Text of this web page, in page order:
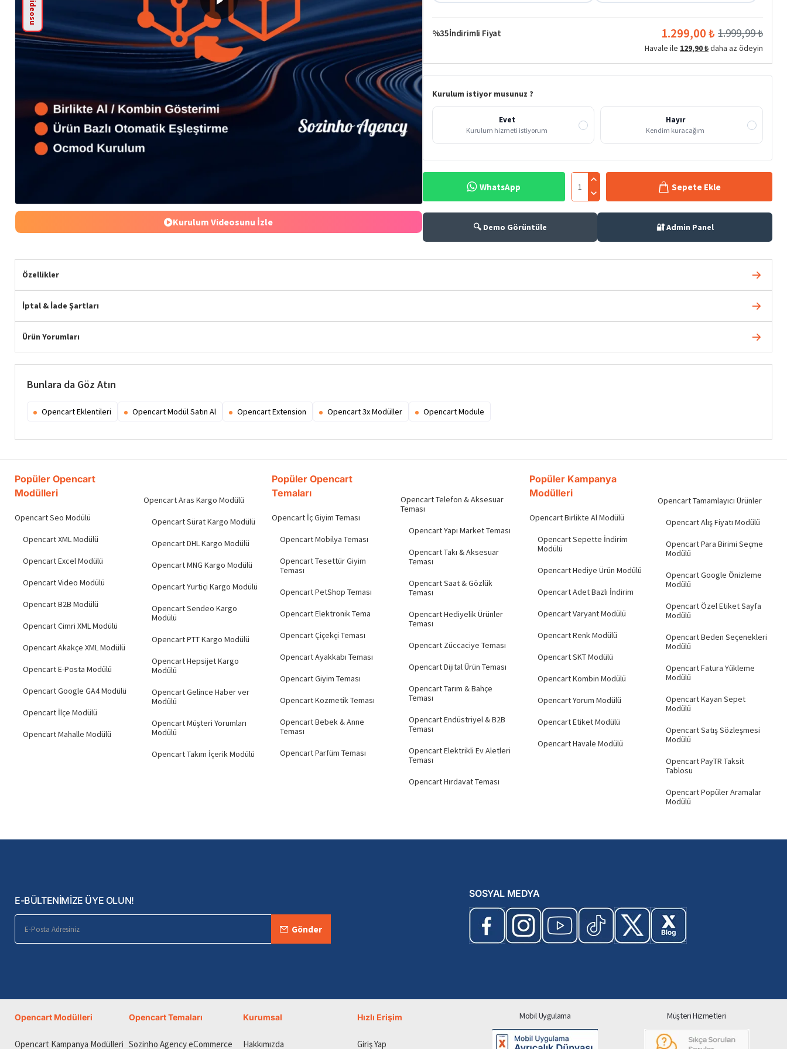
Hemen Teslim
%35
Kurulum Videosunu İzle
İndirimli Fiyat
%35 1.299,00 ₺ 1.999,99 ₺
Havale ile 129,90 ₺daha az ödeyin
Kurulum istiyor musunuz ?
Evet
Kurulum hizmeti istiyorum
Hayır
Kendim kuracağım
WhatsApp Sepete Ekle
🔍 Demo Görüntüle 🔐 Admin Panel
Özellikler
İptal & İade Şartları
Ürün Yorumları
Bunlara da Göz Atın
Opencart Eklentileri Opencart Modül Satın Al Opencart Extension Opencart 3x Modüller Opencart Module
Popüler Opencart
Modülleri
Opencart Seo Modülü
Opencart XML Modülü
Opencart Excel Modülü
Opencart Video Modülü
Opencart B2B Modülü
Opencart Cimri XML Modülü
Opencart Akakçe XML Modülü
Opencart E-Posta Modülü
Opencart Google GA4 Modülü
Opencart İlçe Modülü
Opencart Mahalle Modülü
Opencart Aras Kargo Modülü
Opencart Sürat Kargo Modülü
Opencart DHL Kargo Modülü
Opencart MNG Kargo Modülü
Opencart Yurtiçi Kargo Modülü
Opencart Sendeo Kargo
Modülü
Opencart PTT Kargo Modülü
Opencart Hepsijet Kargo
Modülü
Opencart Gelince Haber ver
Modülü
Opencart Müşteri Yorumları
Modülü
Opencart Takım İçerik Modülü
Popüler Opencart
Temaları
Opencart İç Giyim Teması
Opencart Mobilya Teması
Opencart Tesettür Giyim
Teması
Opencart PetShop Teması
Opencart Elektronik Tema
Opencart Çiçekçi Teması
Opencart Ayakkabı Teması
Opencart Giyim Teması
Opencart Kozmetik Teması
Opencart Bebek & Anne
Teması
Opencart Parfüm Teması
Opencart Telefon & Aksesuar
Teması
Opencart Yapı Market Teması
Opencart Takı & Aksesuar
Teması
Opencart Saat & Gözlük
Teması
Opencart Hediyelik Ürünler
Teması
Opencart Züccaciye Teması
Opencart Dijital Ürün Teması
Opencart Tarım & Bahçe
Teması
Opencart Endüstriyel & B2B
Teması
Opencart Elektrikli Ev Aletleri
Teması
Opencart Hırdavat Teması
Popüler Kampanya
Modülleri
Opencart Birlikte Al Modülü
Opencart Sepette İndirim
Modülü
Opencart Hediye Ürün Modülü
Opencart Adet Bazlı İndirim
Opencart Varyant Modülü
Opencart Renk Modülü
Opencart SKT Modülü
Opencart Kombin Modülü
Opencart Yorum Modülü
Opencart Etiket Modülü
Opencart Havale Modülü
Opencart Tamamlayıcı Ürünler
Opencart Alış Fiyatı Modülü
Opencart Para Birimi Seçme
Modülü
Opencart Google Önizleme
Modülü
Opencart Özel Etiket Sayfa
Modülü
Opencart Beden Seçenekleri
Modülü
Opencart Fatura Yükleme
Modülü
Opencart Kayan Sepet
Modülü
Opencart Satış Sözleşmesi
Modülü
Opencart PayTR Taksit
Tablosu
Opencart Popüler Aramalar
Modülü
E-BÜLTENİMİZE ÜYE OLUN!
E-
Posta
Adresiniz
Gönder
SOSYAL MEDYA
Opencart Modülleri
Opencart Kampanya Modülleri
Opencart Temaları
Sozinho Agency eCommerce
Kurumsal
Hakkımızda
Hızlı Erişim
Giriş Yap
Mobil Uygulama Müşteri Hizmetleri